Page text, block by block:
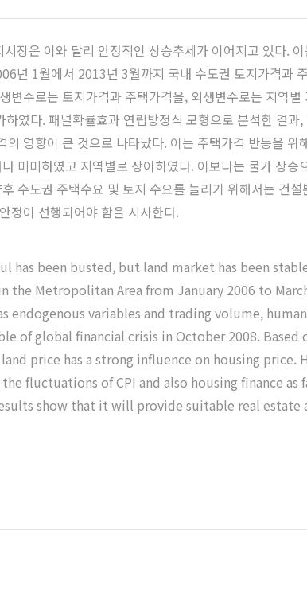
장은 이와 달리 안정적인 상승추세가 이어지고 있다.
년 1월에서 2013년 3월까지 국내 수도권 토지가격과
수로는 토지가격과 주택가격을, 외생변수로는 지역
였다. 패널확률효과 연립방정식 모형으로 분석한 결
영향이 큰 것으로 나타났다. 이는 주택가격 반등을
미미하였고 지역별로 상이하였다. 이보다는 물가 상승
수도권 주택수요 및 토지 수요를 늘리기 위해서는 건
정이 선행되어야 함을 시사한다.
has been busted, but land market has been
Metropolitan Area from January 2006 to
endogenous variables and trading volume,
of global financial crisis in October 2008.
price has a strong influence on housing
fluctuations of CPI and also housing finance
show that it will provide suitable real